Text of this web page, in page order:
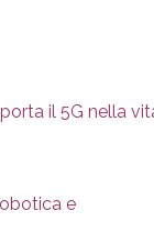
il 5G nella
e